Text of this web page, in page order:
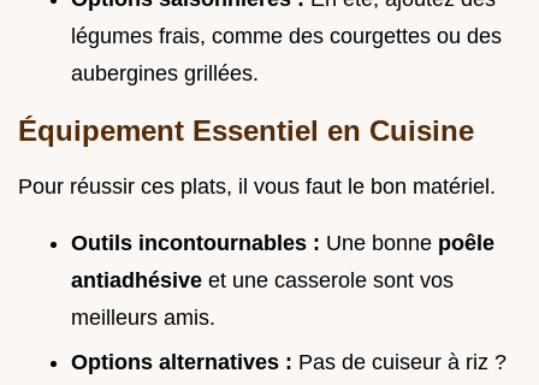
légumes frais, comme des courgettes ou des
aubergines grillées.
Équipement Essentiel en Cuisine
Pour réussir ces plats, il vous faut le bon matériel.
Outils incontournables : Une bonne poêle
antiadhésive et une casserole sont vos
meilleurs amis.
Options alternatives : Pas de cuiseur à riz ?